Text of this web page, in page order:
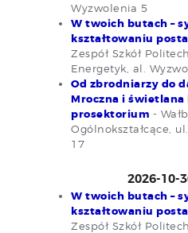
Wyzwolenia 5
W twoich butach –
kształtowaniu
Zespół Szkół
Energetyk, al.
Od zbrodniarzy do
Mroczna i
prosektorium -
Ogólnokształcące,
17
2026-10-
W twoich butach –
kształtowaniu
Zespół Szkół